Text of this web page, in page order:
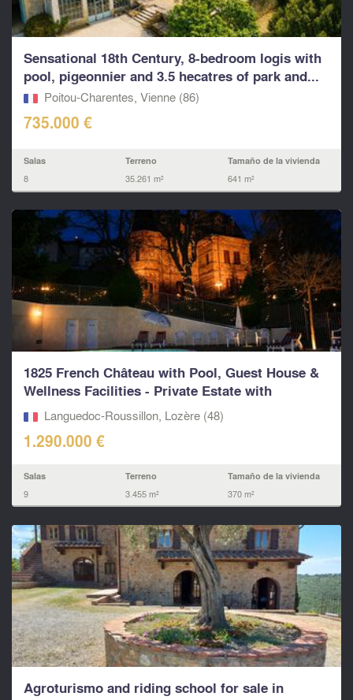
Sensational 18th Century, 8-bedroom logis with
pool, pigeonnier and 3.5 hecatres of park and...
Poitou-Charentes, Vienne (86)
735.000 €
Salas
8
Terreno
35.261 m²
Tamaño de la vivienda
641 m²
1825 French Château with Pool, Guest House &
Wellness Facilities - Private Estate with
Character
Languedoc-Roussillon, Lozère (48)
1.290.000 €
Salas
9
Terreno
3.455 m²
Tamaño de la vivienda
370 m²
Agroturismo and riding school for sale in